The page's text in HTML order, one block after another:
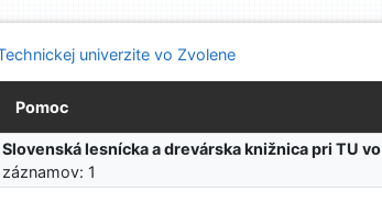
Pomoc
Slovenská lesnícka a drevárska knižnica pri TU
1